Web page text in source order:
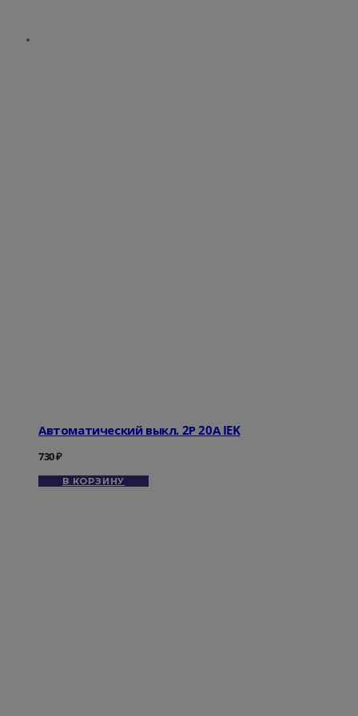
Автоматический выкл. 2Р 20А IEK
730₽
В КОРЗИНУ